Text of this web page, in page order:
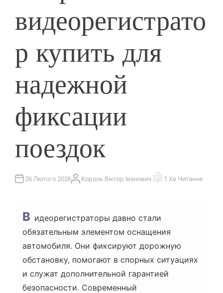
видеорегистрато
р купить для
надежной
фиксации
поездок
26 Лютого 2026А
Король Віктор Іванович О
О
Н
Й
А
С
Ч
И
1 Хв Читання
В идеорегистраторы давно стали
обязательным элементом оснащения
автомобиля. Они фиксируют дорожную
обстановку, помогают в спорных ситуациях
и служат дополнительной гарантией
безопасности. Современный